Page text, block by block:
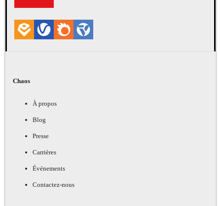
Chaos
À propos
Blog
Presse
Carrières
Événements
Contactez-nous